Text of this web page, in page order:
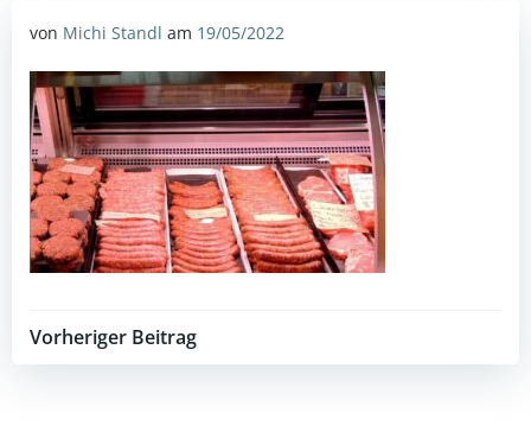
von Michi Standl am 19/05/2022
Post
Vorheriger Beitrag